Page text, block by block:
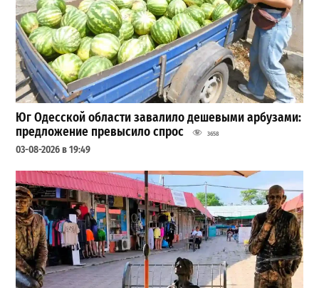
Юг Одесской области завалило дешевыми арбузами:
предложение превысило спрос
3658
03-08-2026 в 19:49